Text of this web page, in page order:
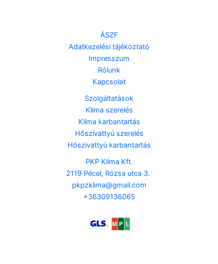
ÁSZF
Adatkezelési tájékoztató
Impresszum
Rólunk
Kapcsolat
Szolgáltatások
Klíma szerelés
Klíma karbantartás
Hőszivattyú szerelés
Hőszivattyú karbantartás
PKP Klíma Kft.
2119 Pécel, Rózsa utca 3.
pkpzklima@gmail.com
+36309136065